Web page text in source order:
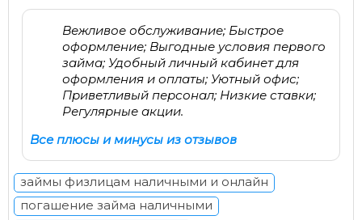
Вежливое обслуживание; Быстрое
оформление; Выгодные условия первого
займа; Удобный личный кабинет для
оформления и оплаты; Уютный офис;
Приветливый персонал; Низкие ставки;
Регулярные акции.
Все плюсы и минусы из отзывов
займы физлицам наличными и онлайн
погашение займа наличными